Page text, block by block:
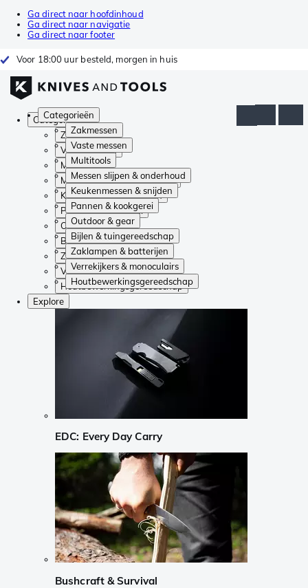
Ga direct naar hoofdinhoud
Ga direct naar navigatie
Ga direct naar footer
Voor 18:00 uur besteld, morgen in huis
Categorieën
Zakmessen
Vaste messen
Multitools
Messen slijpen & onderhoud
Keukenmessen & snijden
Pannen & kookgerei
Outdoor & gear
Bijlen & tuingereedschap
Zaklampen & batterijen
Verrekijkers & monoculairs
Houtbewerkingsgereedschap
Categorieën
Zakmessen
Vaste messen
Multitools
Messen slijpen & onderhoud
Keukenmessen & snijden
Pannen & kookgerei
Outdoor & gear
Bijlen & tuingereedschap
Zaklampen & batterijen
Verrekijkers & monoculairs
Houtbewerkingsgereedschap
Explore
EDC: Every Day Carry
Bushcraft & Survival